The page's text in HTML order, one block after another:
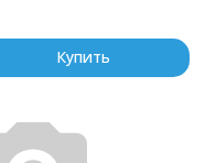
Купить